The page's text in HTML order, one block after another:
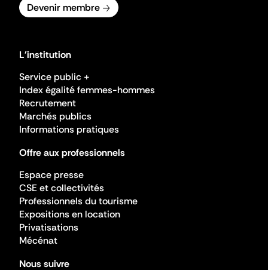
Devenir membre
L'institution
Service public +
Index égalité femmes-hommes
Recrutement
Marchés publics
Informations pratiques
Offre aux professionnels
Espace presse
CSE et collectivités
Professionnels du tourisme
Expositions en location
Privatisations
Mécénat
Nous suivre